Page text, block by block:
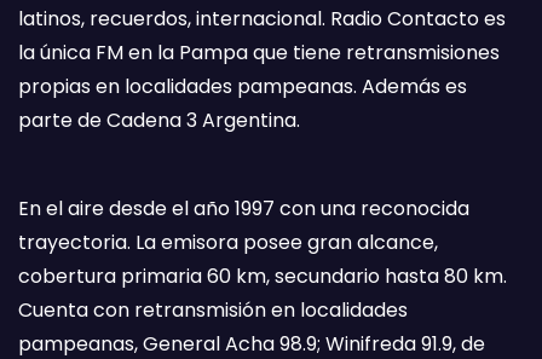
latinos, recuerdos, internacional. Radio Contacto es
la única FM en la Pampa que tiene retransmisiones
propias en localidades pampeanas. Además es
parte de Cadena 3 Argentina.
En el aire desde el año 1997 con una reconocida
trayectoria. La emisora posee gran alcance,
cobertura primaria 60 km, secundario hasta 80 km.
Cuenta con retransmisión en localidades
pampeanas, General Acha 98.9; Winifreda 91.9, de